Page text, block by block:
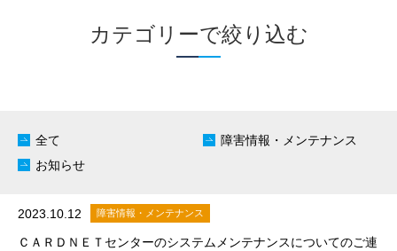
カテゴリーで絞り込む
全て
障害情報・メンテナンス
お知らせ
2023.10.12 障害情報・メンテナンス
ＣＡＲＤＮＥＴセンターのシステムメンテナンスについてのご連